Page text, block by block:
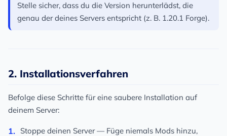
Stelle sicher, dass du die Version herunterlädst, die
genau der deines Servers entspricht (z. B. 1.20.1 Forge).
2. Installationsverfahren
Befolge diese Schritte für eine saubere Installation auf
deinem Server:
Stoppe deinen Server— Füge niemals Mods hinzu,